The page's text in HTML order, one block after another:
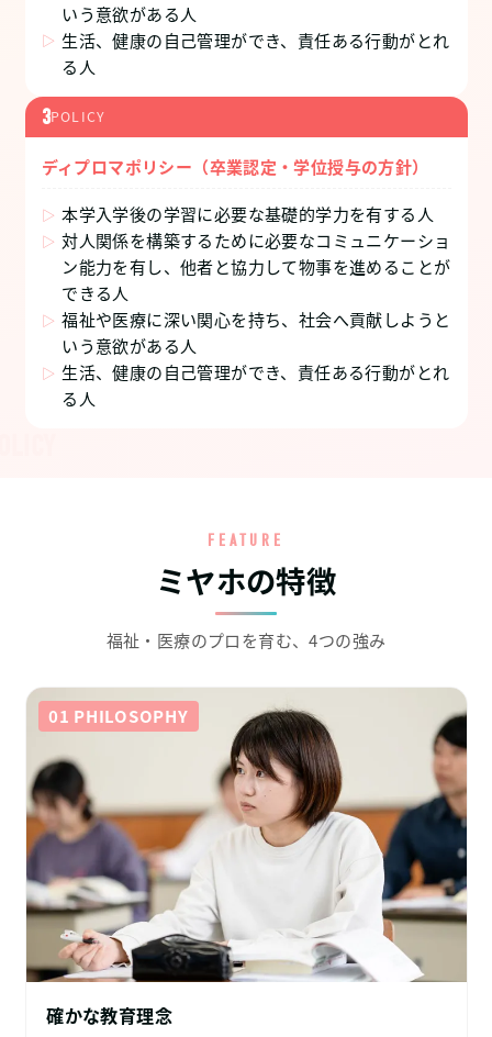
いう意欲がある人
生活、健康の自己管理ができ、責任ある行動がとれ
る人
3POLICY
ディプロマポリシー（卒業認定・学位授与の方針）
本学入学後の学習に必要な基礎的学力を有する人
対人関係を構築するために必要なコミュニケーショ
ン能力を有し、他者と協力して物事を進めることが
できる人
福祉や医療に深い関心を持ち、社会へ貢献しようと
いう意欲がある人
生活、健康の自己管理ができ、責任ある行動がとれ
る人
FEATURE
ミヤホの特徴
福祉・医療のプロを育む、4つの強み
01 PHILOSOPHY
確かな教育理念